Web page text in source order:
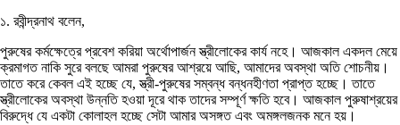
১. রবীন্দ্রনাথ বলেন,
পুরুষের কর্মক্ষেত্রে প্রবেশ করিয়া অর্থোপার্জন স্ত্রীলোকের কার্য নহে। আজকাল একদল মেয়ে
ক্রমাগত নাকি সুরে বলছে আমরা পুরুষের আশ্রয়ে আছি, আমাদের অবস্থা অতি শোচনীয়।
তাতে করে কেবল এই হচ্ছে যে, স্ত্রী-পুরুষের সম্বন্ধ বন্ধনহীণতা প্রাপ্ত হচ্ছে। তাতে
স্ত্রীলোকের অবস্থা উন্নতি হওয়া দূরে থাক তাদের সম্পূর্ণ ক্ষতি হবে। আজকাল পুরুষাশ্রয়ের
বিরুদ্ধে যে একটা কোলাহল হচ্ছে সেটা আমার অসঙ্গত এবং অমঙ্গলজনক মনে হয়।